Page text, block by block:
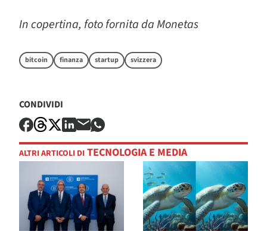
In copertina, foto fornita da Monetas
bitcoin finanza startup svizzera
CONDIVIDI
ALTRI ARTICOLI DI TECNOLOGIA E MEDIA